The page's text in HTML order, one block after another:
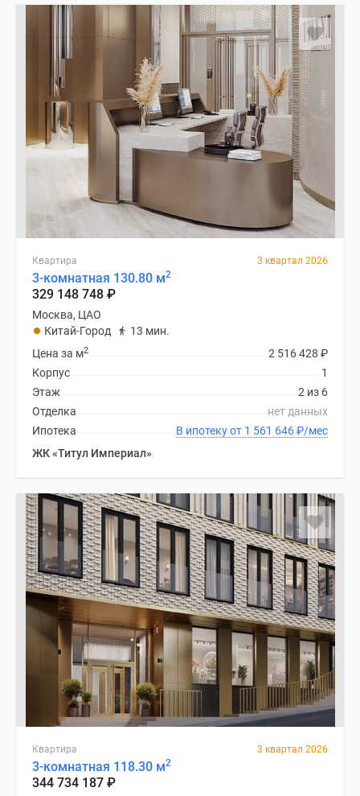
Квартира 3 квартал 2026
3-комнатная 130.80 м2
329 148 748 ₽
Москва, ЦАО
Китай-Город
13 мин.
2 516 428 ₽
Цена за м2
1
Корпус
2 из 6
Этаж
нет данных
Отделка
В ипотеку от 1 561 646₽/мес
Ипотека
ЖК «Титул Империал»
Квартира 3 квартал 2026
3-комнатная 118.30 м2
344 734 187 ₽